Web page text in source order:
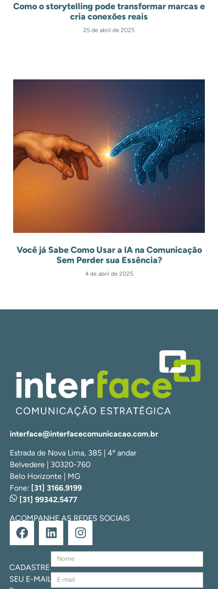
Como o storytelling pode transformar marcas e
cria conexões reais
25 de abril de 2025
Você já Sabe Como Usar a IA na Comunicação
Sem Perder sua Essência?
4 de abril de 2025
interface@interfacecomunicacao.com.br
Estrada de Nova Lima, 385 | 4º andar
Belvedere | 30320-760
Belo Horizonte | MG
Fone: [31] 3166.9199
[31] 99342.5477
ACOMPANHE AS REDES SOCIAIS
CADASTRE
SEU E-MAIL